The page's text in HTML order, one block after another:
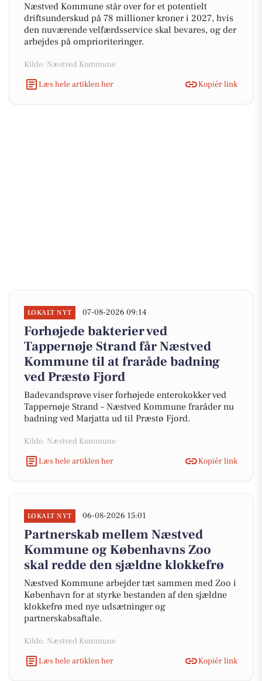
Næstved Kommune står over for et potentielt
driftsunderskud på 78 millioner kroner i 2027, hvis
den nuværende velfærdsservice skal bevares, og der
arbejdes på omprioriteringer.
Kilde: Næstved Kommune
Læs hele artiklen her
Kopiér link
LOKALT NYT 07-08-2026 09:14
Forhøjede bakterier ved
Tappernøje Strand får Næstved
Kommune til at fraråde badning
ved Præstø Fjord
Badevandsprøve viser forhøjede enterokokker ved
Tappernøje Strand – Næstved Kommune fraråder nu
badning ved Marjatta ud til Præstø Fjord.
Kilde: Næstved Kommune
Læs hele artiklen her
Kopiér link
LOKALT NYT 06-08-2026 15:01
Partnerskab mellem Næstved
Kommune og Københavns Zoo
skal redde den sjældne klokkefrø
Næstved Kommune arbejder tæt sammen med Zoo i
København for at styrke bestanden af den sjældne
klokkefrø med nye udsætninger og
partnerskabsaftale.
Kilde: Næstved Kommune
Læs hele artiklen her
Kopiér link